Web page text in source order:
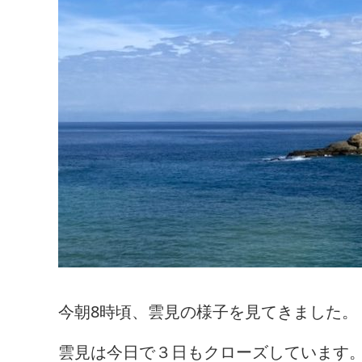
今朝8時頃、雲見の様子を見てきました。
雲見は今日で３日もクローズしています